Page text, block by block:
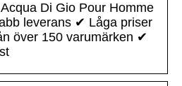
Di Gio Pour Homme
leverans ✔ Låga priser
över 150 varumärken ✔